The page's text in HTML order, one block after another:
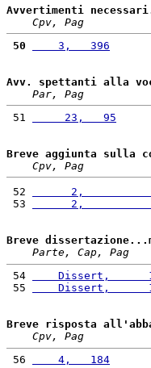
Avvertimenti
Cpv, Pag
50
    3,   396
Avv. spettanti alla
Par, Pag
51
     23,   95
Breve aggiunta sulla
Cpv, Pag
52
2,
53
2,
Breve
Parte, Cap, Pag
54
Dissert,
55
Dissert,
Breve risposta
Cpv, Pag
56
    4,   184